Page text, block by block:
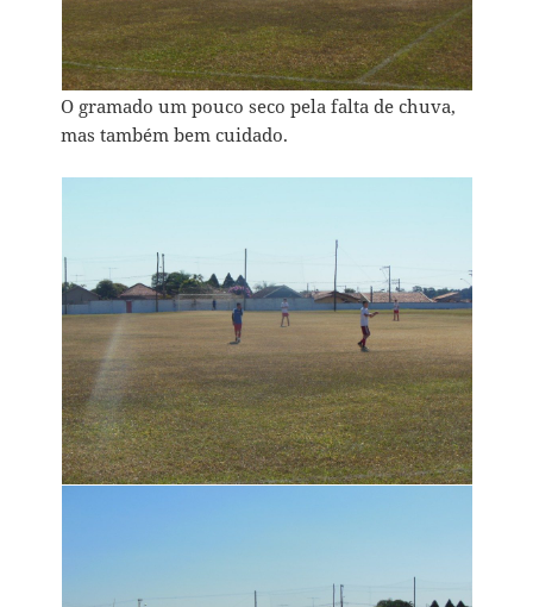
O gramado um pouco seco pela falta de chuva,
mas também bem cuidado.